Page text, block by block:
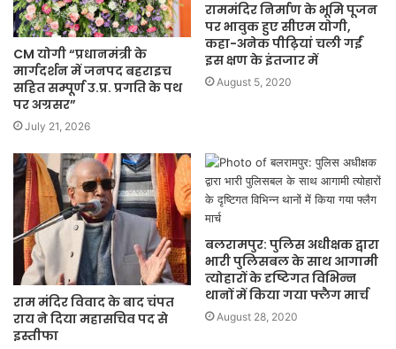
CM योगी “प्रधानमंत्री के
मार्गदर्शन में जनपद बहराइच
सहित सम्पूर्ण उ.प्र. प्रगति के पथ
पर अग्रसर”
July 21, 2026
राममंदिर निर्माण के भूमि पूजन
पर भावुक हुए सीएम योगी,
कहा-अनेक पीढ़ियां चली गईं
इस क्षण के इंतजार में
August 5, 2020
राम मंदिर विवाद के बाद चंपत
राय ने दिया महासचिव पद से
इस्तीफा
बलरामपुर: पुलिस अधीक्षक द्वारा
भारी पुलिसबल के साथ आगामी
त्योहारों के दृष्टिगत विभिन्न
थानों में किया गया फ्लैग मार्च
August 28, 2020